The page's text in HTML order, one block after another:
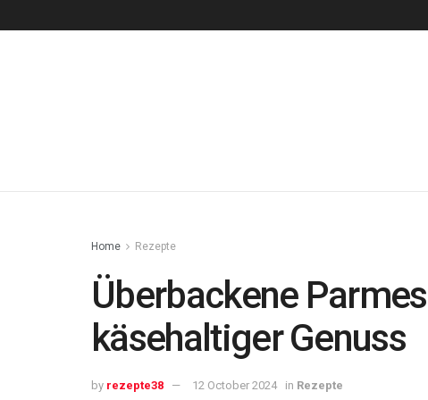
Home Rezepte
Überbackene
käsehaltiger Genuss
by rezepte38 12 October 2024 in Rezepte